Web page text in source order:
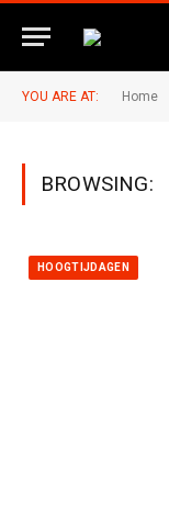
YOU ARE AT: Home
BROWSING:
HOOGTIJDAGEN